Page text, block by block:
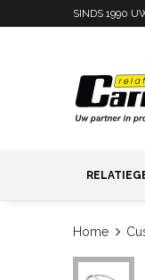
SINDS 1990
Home